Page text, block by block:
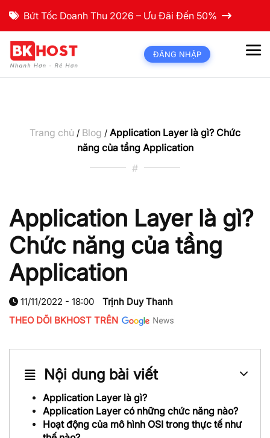
Bứt Tốc Doanh Thu 2026 – Ưu Đãi Đến 50%
ĐĂNG NHẬP
Trang chủ / Blog / Application Layer là gì? Chức
năng của tầng Application
#
Application Layer là gì?
Chức năng của tầng
Application
11/11/2022 - 18:00
Trịnh Duy Thanh
THEO DÕI BKHOST TRÊN
Nội dung bài viết
Application Layer là gì?
Application Layer có những chức năng nào?
Hoạt động của mô hình OSI trong thực tế như